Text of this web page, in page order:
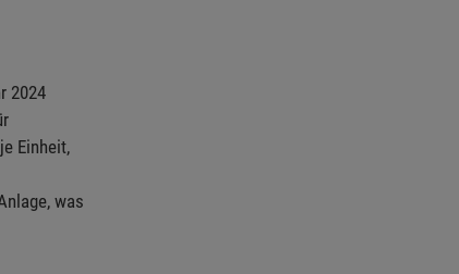
2024
Einheit,
was